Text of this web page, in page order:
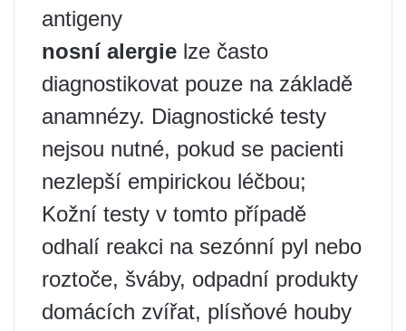
antigeny
nosní alergie lze často
diagnostikovat pouze na základě
anamnézy. Diagnostické testy
nejsou nutné, pokud se pacienti
nezlepší empirickou léčbou;
Kožní testy v tomto případě
odhalí reakci na sezónní pyl nebo
roztoče, šváby, odpadní produkty
domácích zvířat, plísňové houby